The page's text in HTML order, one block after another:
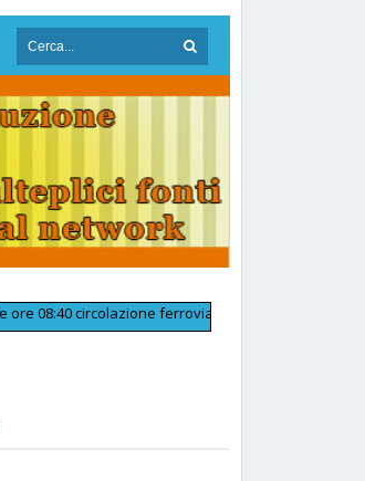
circolazione ferroviaria tornata regolare in